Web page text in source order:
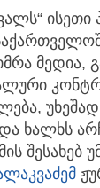
ისეთი
მედია,
ხალხს
შესახებ